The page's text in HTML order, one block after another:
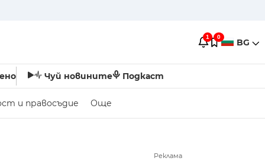
1 0 BG
Чуй новините Подкаст
и правосъдие Още
Реклама